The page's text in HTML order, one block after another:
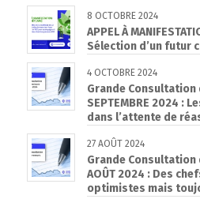
8 OCTOBRE 2024
APPEL À
Sélection d’un futur
4 OCTOBRE 2024
Grande
SEPTEMBRE 2024 :
dans l’attente de
27 AOÛT 2024
Grande
AOÛT 2024 : Des
optimistes mais